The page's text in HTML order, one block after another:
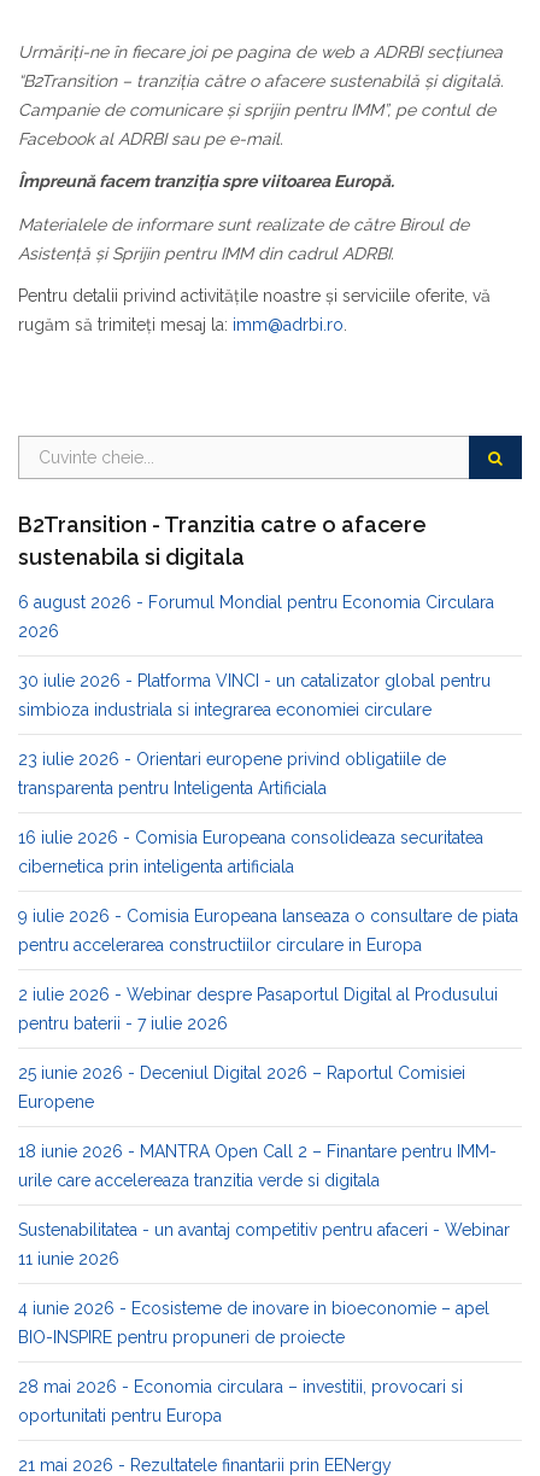
Urmăriți-ne în fiecare joi pe pagina de web a ADRBI secțiunea
“B2Transition – tranziția către o afacere sustenabilă și digitală.
Campanie de comunicare și sprijin pentru IMM”, pe contul de
Facebook al ADRBI sau pe e-mail.
Împreună facem tranziția spre viitoarea Europă.
Materialele de informare sunt realizate de către Biroul de
Asistență și Sprijin pentru IMM din cadrul ADRBI.
Pentru detalii privind activităţile noastre şi serviciile oferite, vă
rugăm să trimiteţi mesaj la: imm@adrbi.ro
B2Transition - Tranzitia catre o afacere
sustenabila si digitala
6 august 2026 - Forumul Mondial pentru Economia Circulara
2026
30 iulie 2026 - Platforma VINCI - un catalizator global pentru
simbioza industriala si integrarea economiei circulare
23 iulie 2026 - Orientari europene privind obligatiile de
transparenta pentru Inteligenta Artificiala
16 iulie 2026 - Comisia Europeana consolideaza securitatea
cibernetica prin inteligenta artificiala
9 iulie 2026 - Comisia Europeana lanseaza o consultare de piata
pentru accelerarea constructiilor circulare in Europa
2 iulie 2026 - Webinar despre Pasaportul Digital al Produsului
pentru baterii - 7 iulie 2026
25 iunie 2026 - Deceniul Digital 2026 – Raportul Comisiei
Europene
18 iunie 2026 - MANTRA Open Call 2 – Finantare pentru IMM-
urile care accelereaza tranzitia verde si digitala
Sustenabilitatea - un avantaj competitiv pentru afaceri - Webinar
11 iunie 2026
4 iunie 2026 - Ecosisteme de inovare in bioeconomie – apel
BIO-INSPIRE pentru propuneri de proiecte
28 mai 2026 - Economia circulara – investitii, provocari si
oportunitati pentru Europa
21 mai 2026 - Rezultatele finantarii prin EENergy